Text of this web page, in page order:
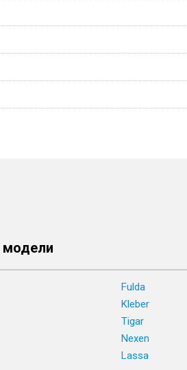
модели
Fulda
Kleber
Tigar
Nexen
Lassa